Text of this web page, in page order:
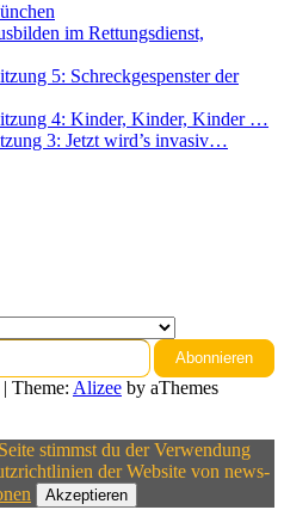
im Rettungsdienst,
5: Schreckgespenster der
4: Kinder, Kinder, Kinder …
3: Jetzt wird’s invasiv…
Abonnieren
| Theme: Alizee by aThemes
stimmst du der Verwendung
der Website von news-
Akzeptieren